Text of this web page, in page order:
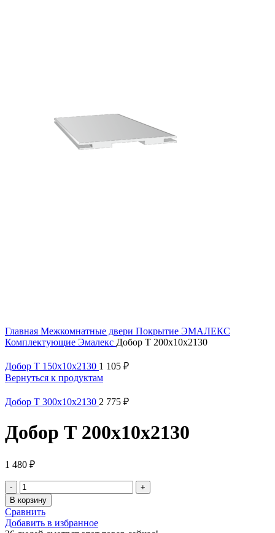
Главная Межкомнатные двери Покрытие ЭМАЛЕКС
Комплектующие Эмалекс Добор Т 200х10х2130
Добор Т 150х10х2130 1 105 ₽
Вернуться к продуктам
Добор Т 300х10х2130 2 775 ₽
Добор Т 200х10х2130
1 480 ₽
Количество
товара
Добор
Т
200х10х2130
В корзину
Сравнить
Добавить в избранное